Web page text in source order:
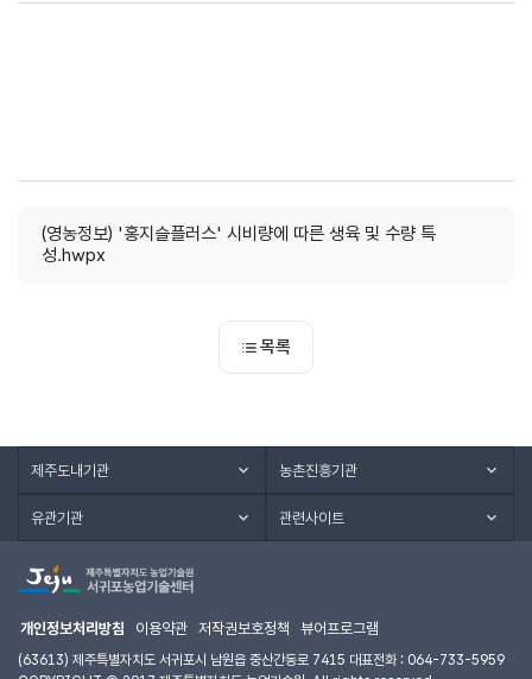
(영농정보) '홍지슬플러스' 시비량에 따른 생육 및 수량 특
성.hwpx
목록
제주도내기관 농촌진흥기관
유관기관 관련사이트
개인정보처리방침 이용약관 저작권보호정책 뷰어프로그램
(63613) 제주특별자치도 서귀포시 남원읍 중산간동로 7415 대표전화 : 064-733-5959